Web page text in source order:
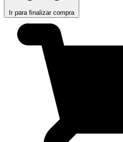
Ir para finalizar compra